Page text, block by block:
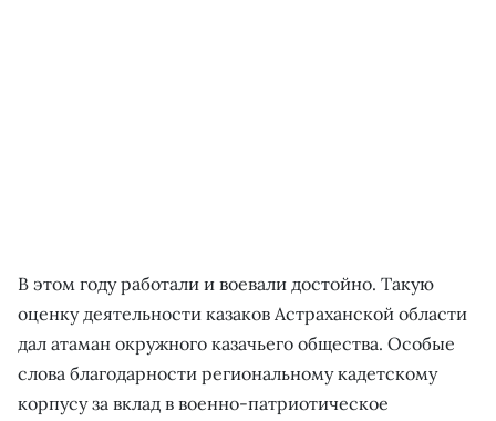
В этом году работали и воевали достойно. Такую
оценку деятельности казаков Астраханской области
дал атаман окружного казачьего общества. Особые
слова благодарности региональному кадетскому
корпусу за вклад в военно-патриотическое